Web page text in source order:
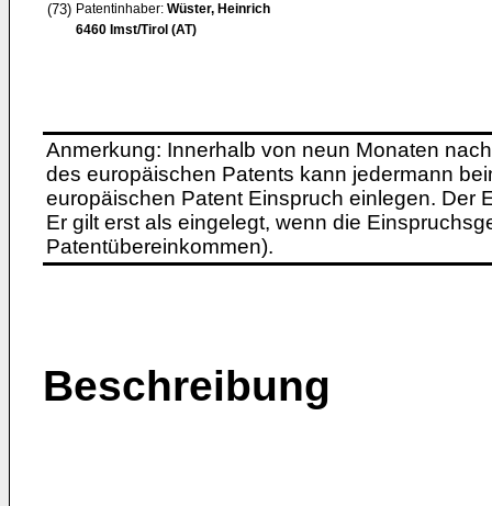
(73) Patentinhaber: Wüster, Heinrich
6460 Imst/Tirol (AT)
Anmerkung: Innerhalb von neun Monaten
des europäischen Patents kann jedermann
europäischen Patent Einspruch einlegen. Der
Er gilt erst als eingelegt, wenn die
Patentübereinkommen).
Beschreibung